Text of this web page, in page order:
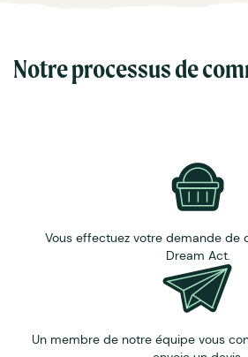
Notre processus de
Vous effectuez votre demande de
Dream Act.
Un membre de notre équipe vous